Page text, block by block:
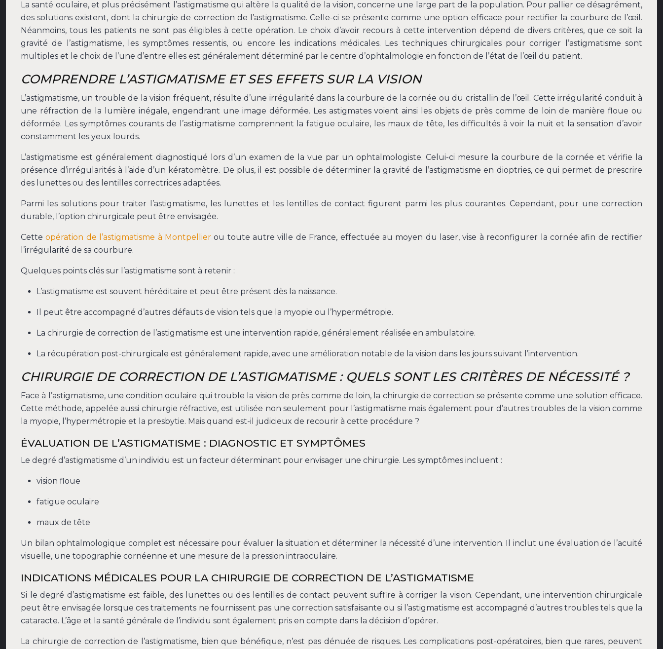
La santé oculaire, et plus précisément l’astigmatisme qui altère la qualité de la vision, concerne une large part de la population. Pour pallier ce désagrément,
des solutions existent, dont la chirurgie de correction de l’astigmatisme. Celle-ci se présente comme une option efficace pour rectifier la courbure de l’œil.
Néanmoins, tous les patients ne sont pas éligibles à cette opération. Le choix d’avoir recours à cette intervention dépend de divers critères, que ce soit la
gravité de l’astigmatisme, les symptômes ressentis, ou encore les indications médicales. Les techniques chirurgicales pour corriger l’astigmatisme sont
multiples et le choix de l’une d’entre elles est généralement déterminé par le centre d’ophtalmologie en fonction de l’état de l’œil du patient.
COMPRENDRE L’ASTIGMATISME ET SES EFFETS SUR LA VISION
L’astigmatisme, un trouble de la vision fréquent, résulte d’une irrégularité dans la courbure de la cornée ou du cristallin de l’œil. Cette irrégularité conduit à
une réfraction de la lumière inégale, engendrant une image déformée. Les astigmates voient ainsi les objets de près comme de loin de manière floue ou
déformée. Les symptômes courants de l’astigmatisme comprennent la fatigue oculaire, les maux de tête, les difficultés à voir la nuit et la sensation d’avoir
constamment les yeux lourds.
L’astigmatisme est généralement diagnostiqué lors d’un examen de la vue par un ophtalmologiste. Celui-ci mesure la courbure de la cornée et vérifie la
présence d’irrégularités à l’aide d’un kératomètre. De plus, il est possible de déterminer la gravité de l’astigmatisme en dioptries, ce qui permet de prescrire
des lunettes ou des lentilles correctrices adaptées.
Parmi les solutions pour traiter l’astigmatisme, les lunettes et les lentilles de contact figurent parmi les plus courantes. Cependant, pour une correction
durable, l’option chirurgicale peut être envisagée.
Cetteopération de l’astigmatisme à Montpellierou toute autre ville de France, effectuée au moyen du laser, vise à reconfigurer la cornée afin de rectifier
l’irrégularité de sa courbure.
Quelques points clés sur l’astigmatisme sont à retenir :
L’astigmatisme est souvent héréditaire et peut être présent dès la naissance.
Il peut être accompagné d’autres défauts de vision tels que la myopie ou l’hypermétropie.
La chirurgie de correction de l’astigmatisme est une intervention rapide, généralement réalisée en ambulatoire.
La récupération post-chirurgicale est généralement rapide, avec une amélioration notable de la vision dans les jours suivant l’intervention.
CHIRURGIE DE CORRECTION DE L’ASTIGMATISME : QUELS SONT LES CRITÈRES DE NÉCESSITÉ ?
Face à l’astigmatisme, une condition oculaire qui trouble la vision de près comme de loin, la chirurgie de correction se présente comme une solution efficace.
Cette méthode, appelée aussi chirurgie réfractive, est utilisée non seulement pour l’astigmatisme mais également pour d’autres troubles de la vision comme
la myopie, l’hypermétropie et la presbytie. Mais quand est-il judicieux de recourir à cette procédure ?
ÉVALUATION DE L’ASTIGMATISME : DIAGNOSTIC ET SYMPTÔMES
Le degré d’astigmatisme d’un individu est un facteur déterminant pour envisager une chirurgie. Les symptômes incluent :
vision floue
fatigue oculaire
maux de tête
Un bilan ophtalmologique complet est nécessaire pour évaluer la situation et déterminer la nécessité d’une intervention. Il inclut une évaluation de l’acuité
visuelle, une topographie cornéenne et une mesure de la pression intraoculaire.
INDICATIONS MÉDICALES POUR LA CHIRURGIE DE CORRECTION DE L’ASTIGMATISME
Si le degré d’astigmatisme est faible, des lunettes ou des lentilles de contact peuvent suffire à corriger la vision. Cependant, une intervention chirurgicale
peut être envisagée lorsque ces traitements ne fournissent pas une correction satisfaisante ou si l’astigmatisme est accompagné d’autres troubles tels que la
cataracte. L’âge et la santé générale de l’individu sont également pris en compte dans la décision d’opérer.
La chirurgie de correction de l’astigmatisme, bien que bénéfique, n’est pas dénuée de risques. Les complications post-opératoires, bien que rares, peuvent